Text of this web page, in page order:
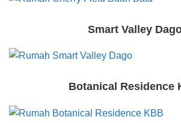
Smart Valley
Botanical Residence